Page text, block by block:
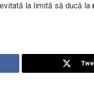
la limită să ducă la